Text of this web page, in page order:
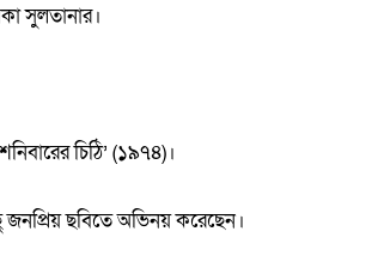
সুলতানার।
চিঠি’ (১৯৭৪)।
ছবিতে অভিনয় করেছেন।